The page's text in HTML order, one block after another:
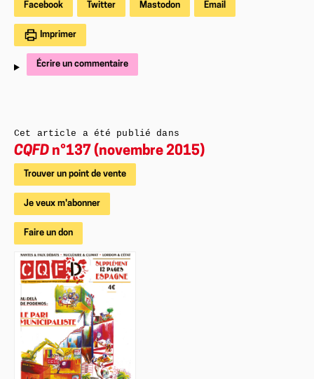
Facebook Twitter Mastodon Email
Imprimer
Écrire un commentaire
Cet article a été publié dans
CQFD n°137 (novembre 2015)
Trouver un point de vente
Je veux m'abonner
Faire un don